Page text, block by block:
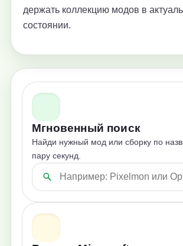
держать коллекцию модов в
состоянии.
Мгновенный поиск
Найди нужный мод или сборку по
пару секунд.